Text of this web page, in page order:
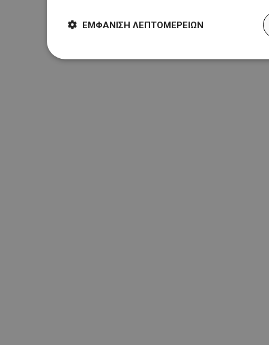
ΕΜΦΆΝΙΣΗ ΛΕΠΤΟΜΕΡΕΙΏΝ